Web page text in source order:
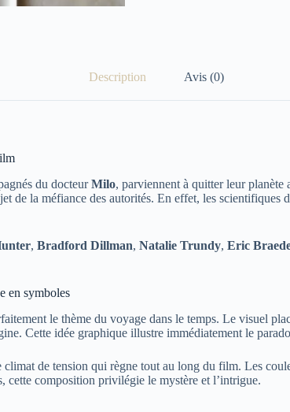
Description Avis (0)
du docteurMilo, parviennent à quitter leur planète
de la méfiance des autorités. En effet, les
, Bradford Dillman, Natalie Trundy, Eric
en symboles
le thème du voyage dans le temps. Le visuel
Cette idée graphique illustre immédiatement le
de tension qui règne tout au long du film. Les
cette composition privilégie le mystère et l’intrigue.